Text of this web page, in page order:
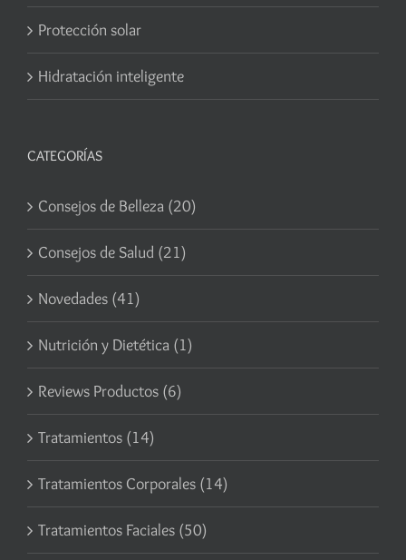
Protección solar
Hidratación inteligente
CATEGORÍAS
Consejos de Belleza (20)
Consejos de Salud (21)
Novedades (41)
Nutrición y Dietética (1)
Reviews Productos (6)
Tratamientos (14)
Tratamientos Corporales (14)
Tratamientos Faciales (50)